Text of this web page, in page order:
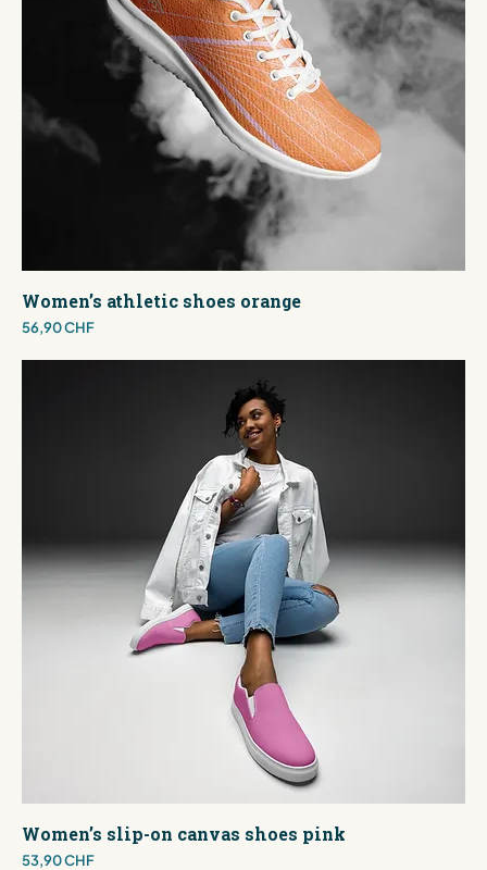
Women’s athletic shoes orange
Preis
56,90 CHF
Women’s slip-on canvas shoes pink
Preis
53,90 CHF